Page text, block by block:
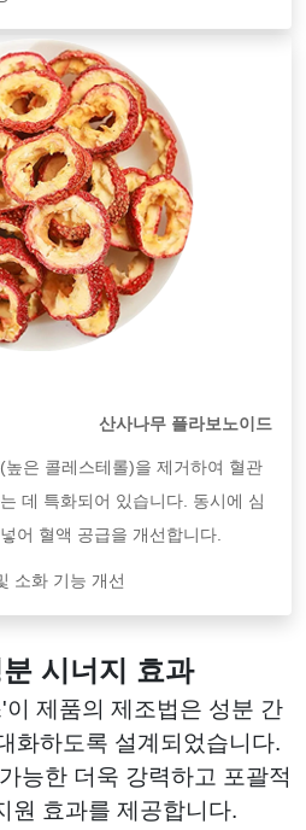
산사나무 플라보노이드
은 콜레스테롤)을 제거하여 혈관
데 특화되어 있습니다. 동시에 심
어 혈액 공급을 개선합니다.
소화 기능 개선
시너지 효과
제품의 제조법은 성분 간
화하도록 설계되었습니다.
능한 더욱 강력하고 포괄적
원 효과를 제공합니다.